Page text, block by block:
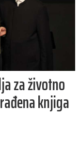
za životno
knjiga